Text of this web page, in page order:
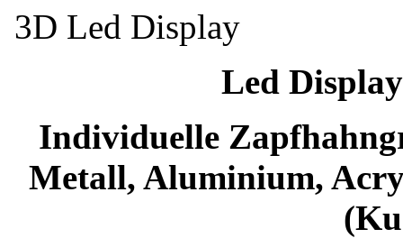
3D Led Display
Led
Individuelle
Metall, Aluminium,